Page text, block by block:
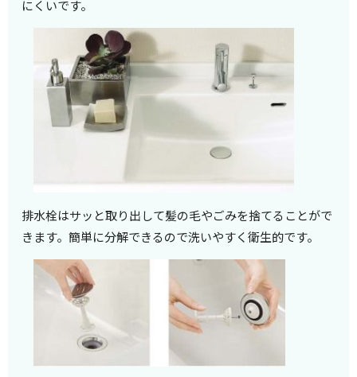
にくいです。
排水栓はサッと取り出して髪の毛やごみを捨てることがで
きます。簡単に分解できるので洗いやすく衛生的です。